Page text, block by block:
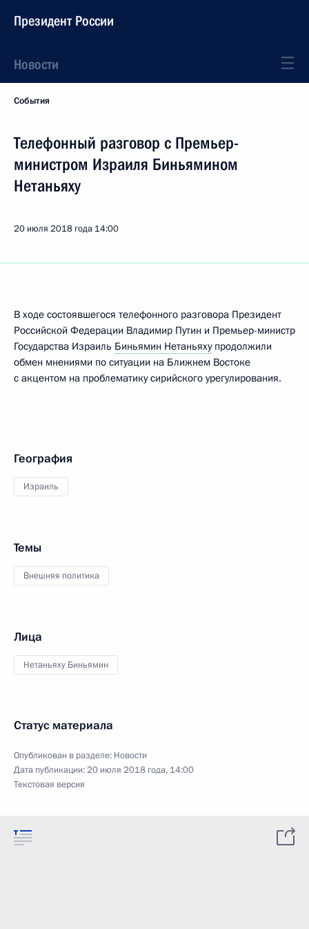
Президент России
Новости
События
Телефонный разговор с Премьер-
министром Израиля Биньямином
Нетаньяху
20 июля 2018 года 14:00
В ходе состоявшегося телефонного разговора Президент
Российской Федерации Владимир Путин и Премьер-министр
Государства Израиль Биньямин Нетаньяхупродолжили
обмен мнениями по ситуации на Ближнем Востоке
с акцентом на проблематику сирийского урегулирования.
География
Израиль
Темы
Внешняя политика
Лица
Нетаньяху Биньямин
Статус материала
Опубликован в разделе: Новости
Дата публикации:20 июля 2018 года, 14:00
Текстовая версия